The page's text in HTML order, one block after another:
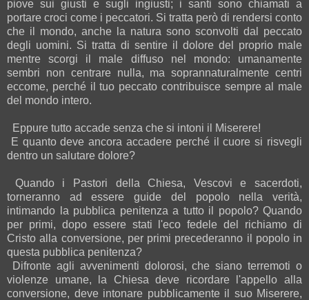
piove sui giusti e sugli ingiusti; i santi sono chiamati a
portare croci come i peccatori. Si tratta però di rendersi conto
che il mondo, anche la natura sono sconvolti dal peccato
degli uomini. Si tratta di sentire il dolore del proprio male
mentre scorgi il male diffuso nel mondo: umanamente
sembri non centrare nulla, ma soprannaturalmente centri
eccome, perché il tuo peccato contribuisce sempre al male
del mondo intero.
Eppure tutto accade senza che si intoni il Miserere!
E quanto deve ancora accadere perché il cuore si risvegli
dentro un salutare dolore?
Quando i Pastori della Chiesa, Vescovi e sacerdoti,
torneranno ad essere guide del popolo nella verità,
intimando la pubblica penitenza a tutto il popolo? Quando
per primi, dopo essere stati l'eco fedele del richiamo di
Cristo alla conversione, per primi precederanno il popolo in
questa pubblica penitenza?
Difronte agli avvenimenti dolorosi, che siano terremoti o
violenze umane, la Chiesa deve ricordare l'appello alla
conversione, deve intonare pubblicamente il suo Miserere,